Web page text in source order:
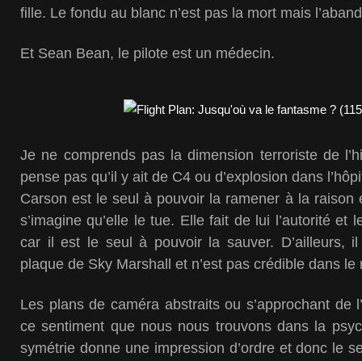
fille. Le fondu au blanc n’est pas la mort mais
Et Sean Bean, le pilote est un médecin.
Je ne comprends pas la dimension terroriste de
pense pas qu’il y ait de C4 ou d’explosion dans
Carson est le seul à pouvoir la ramener à la raison
s’imagine qu’elle le tue. Elle fait de lui l’autorité et
car il est le seul à pouvoir la sauver. D’ailleurs,
plaque de Sky Marshall et n’est pas crédible dans le
Les plans de caméra abstraits ou s’approchant de
ce sentiment que nous nous trouvons dans la
symétrie donne une impression d’ordre et donc le